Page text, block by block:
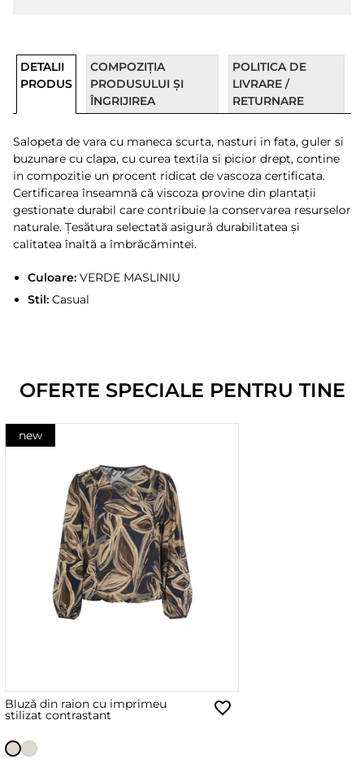
DETALII
PRODUS
COMPOZIȚIA
PRODUSULUI ȘI
ÎNGRIJIREA
POLITICA DE
LIVRARE /
RETURNARE
Salopeta de vara cu maneca scurta, nasturi in fata, guler si
buzunare cu clapa, cu curea textila si picior drept, contine
in compozitie un procent ridicat de vascoza certificata.
Certificarea înseamnă că viscoza provine din plantații
gestionate durabil care contribuie la conservarea resurselor
naturale. Țesătura selectată asigură durabilitatea și
calitatea înaltă a îmbrăcămintei.
Culoare:VERDE MASLINIU
Stil:Casual
OFERTE SPECIALE PENTRU TINE
new
Bluză din raion cu imprimeu
stilizat contrastant